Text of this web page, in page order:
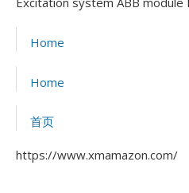
Home
Home
首页
https://www.xmamazon.com/